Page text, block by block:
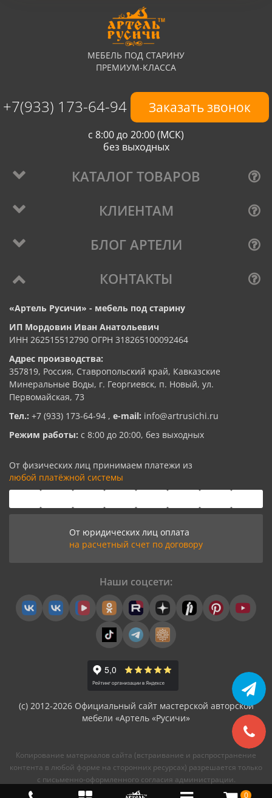
0
МЕБЕЛЬ ПОД СТАРИНУ
ПРЕМИУМ-КЛАССА
+7(933) 173-64-94 Заказать звонок
с 8:00 до 20:00 (МСК)
без выходных
КАТАЛОГ ТОВАРОВ
КЛИЕНТАМ
БЛОГ АРТЕЛИ
КОНТАКТЫ
«Артель Русичи» - мебель под старину
ИП Мордовин Иван Анатольевич
ИНН 262515512790 ОГРН 318265100092464
Адрес производства:
357819, Россия, Ставропольский край, Кавказские
Минеральные Воды, г. Георгиевск, п. Новый, ул.
Первомайская, 73
Тел.: +7 (933) 173-64-94 , e-mail: info@artrusichi.ru
Режим работы: с 8:00 до 20:00, без выходных
От физических лиц принимаем платежи из
любой платёжной системы
От юридических лиц оплата
на расчетный счет по договору
(с) 2012-2026 Официальный сайт мастерской авторской
мебели «Артель «Русичи»
Наши соцсети:
Копирование материалов сайта (встраивание и распространение
контента в любой форме на сторонних ресурсах) разрешается только
с письменно-оформленного согласия администрации.